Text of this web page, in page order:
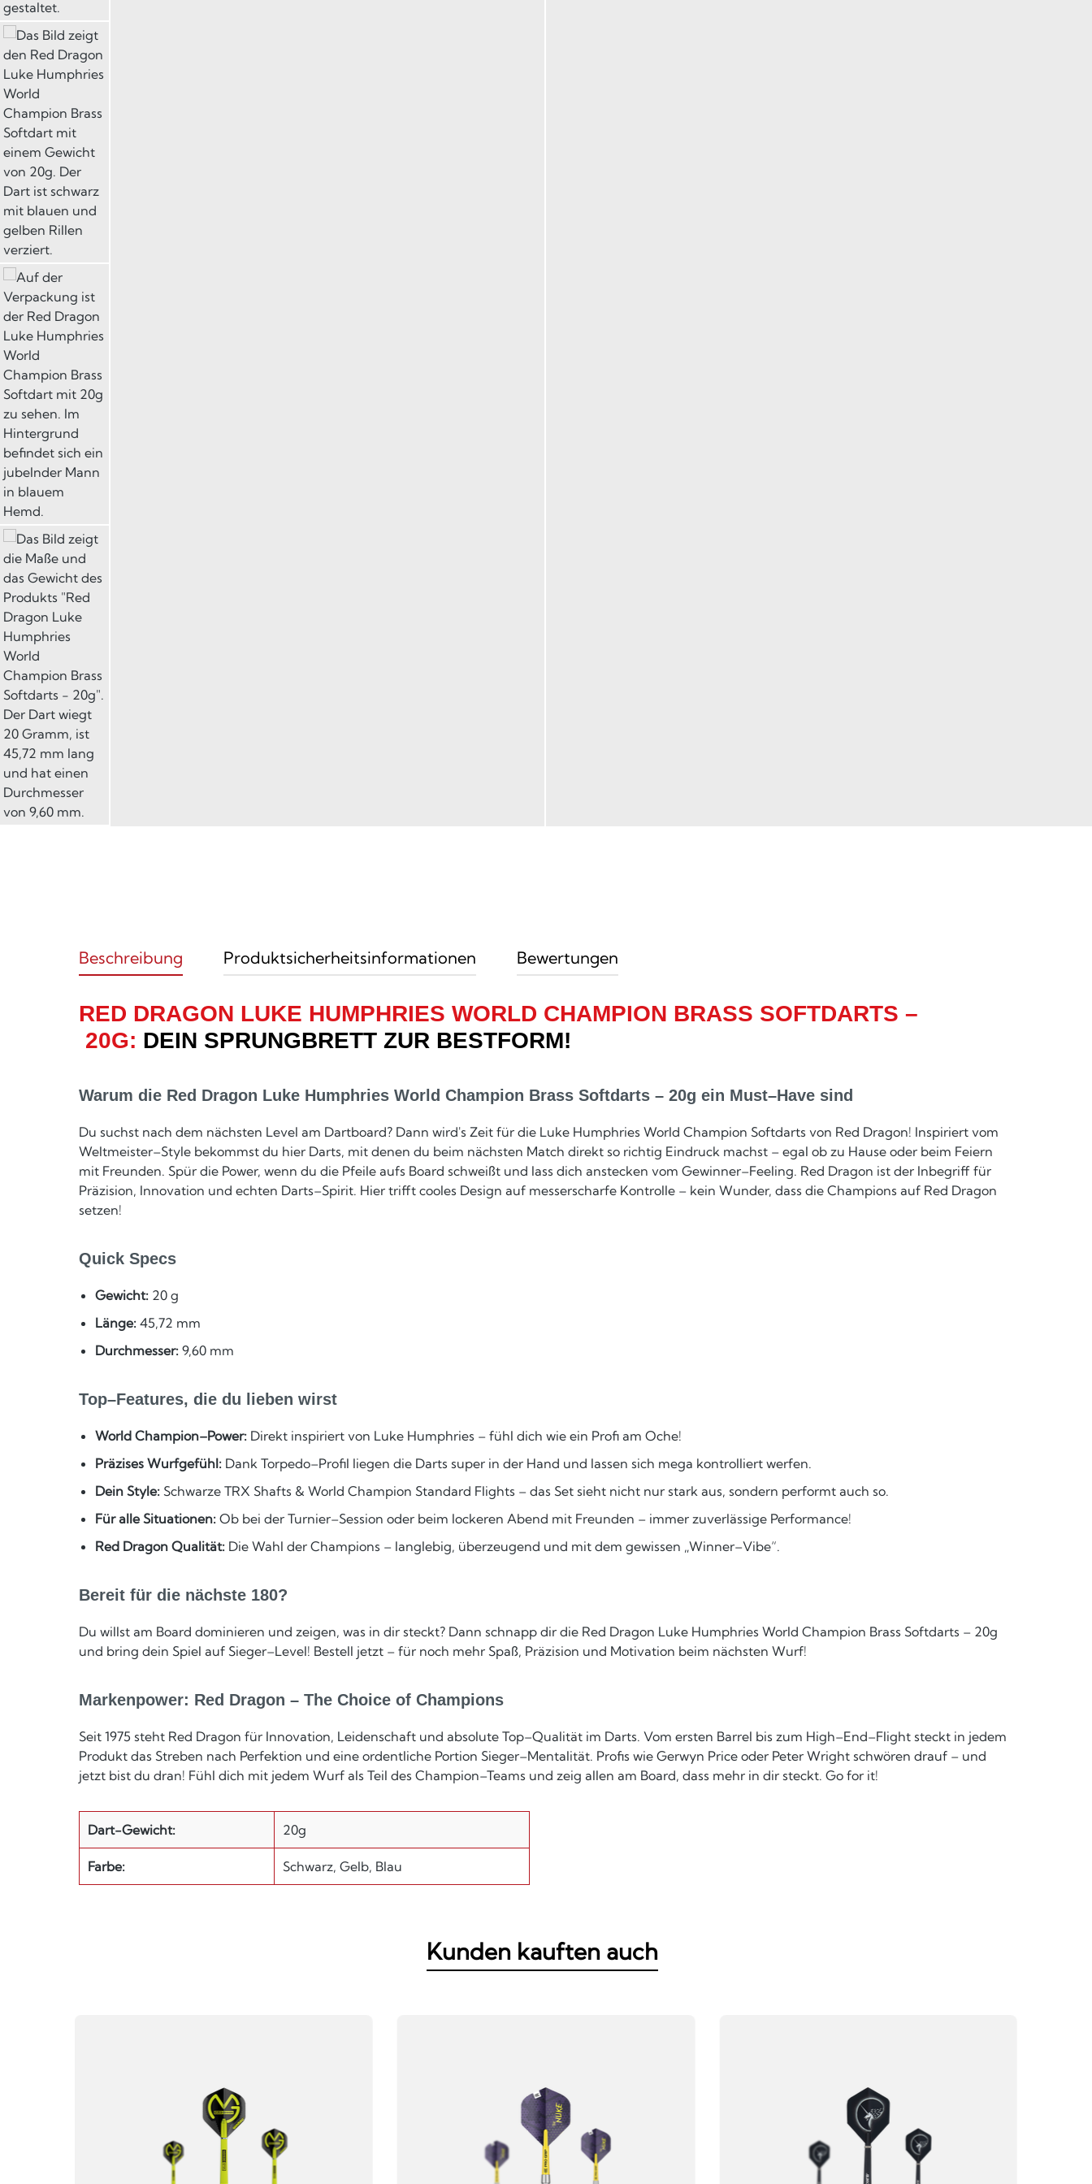
Beschreibung Produktsicherheitsinformationen Bewertungen
RED DRAGON LUKE HUMPHRIES WORLD CHAMPION BRASS SOFTDARTS –
20G: DEIN SPRUNGBRETT ZUR BESTFORM!
Warum die Red Dragon Luke Humphries World Champion Brass Softdarts – 20g ein Must–Have sind
Du suchst nach dem nächsten Level am Dartboard? Dann wird's Zeit für die Luke Humphries World Champion Softdarts von Red Dragon! Inspiriert vom
Weltmeister–Style bekommst du hier Darts, mit denen du beim nächsten Match direkt so richtig Eindruck machst – egal ob zu Hause oder beim Feiern
mit Freunden. Spür die Power, wenn du die Pfeile aufs Board schweißt und lass dich anstecken vom Gewinner–Feeling. Red Dragon ist der Inbegriff für
Präzision, Innovation und echten Darts–Spirit. Hier trifft cooles Design auf messerscharfe Kontrolle – kein Wunder, dass die Champions auf Red Dragon
setzen!
Quick Specs
Gewicht: 20 g
Länge: 45,72 mm
Durchmesser: 9,60 mm
Top–Features, die du lieben wirst
World Champion–Power: Direkt inspiriert von Luke Humphries – fühl dich wie ein Profi am Oche!
Präzises Wurfgefühl: Dank Torpedo–Profil liegen die Darts super in der Hand und lassen sich mega kontrolliert werfen.
Dein Style: Schwarze TRX Shafts & World Champion Standard Flights – das Set sieht nicht nur stark aus, sondern performt auch so.
Für alle Situationen: Ob bei der Turnier–Session oder beim lockeren Abend mit Freunden – immer zuverlässige Performance!
Red Dragon Qualität: Die Wahl der Champions – langlebig, überzeugend und mit dem gewissen „Winner–Vibe“.
Bereit für die nächste 180?
Du willst am Board dominieren und zeigen, was in dir steckt? Dann schnapp dir die Red Dragon Luke Humphries World Champion Brass Softdarts – 20g
und bring dein Spiel auf Sieger–Level! Bestell jetzt – für noch mehr Spaß, Präzision und Motivation beim nächsten Wurf!
Markenpower: Red Dragon – The Choice of Champions
Seit 1975 steht Red Dragon für Innovation, Leidenschaft und absolute Top–Qualität im Darts. Vom ersten Barrel bis zum High–End–Flight steckt in jedem
Produkt das Streben nach Perfektion und eine ordentliche Portion Sieger–Mentalität. Profis wie Gerwyn Price oder Peter Wright schwören drauf – und
jetzt bist du dran! Fühl dich mit jedem Wurf als Teil des Champion–Teams und zeig allen am Board, dass mehr in dir steckt. Go for it!
Dart-Gewicht: 20g
Farbe: Schwarz, Gelb, Blau
Kunden kauften auch